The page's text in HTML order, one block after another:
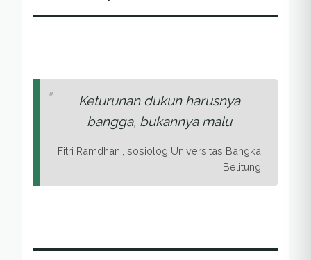
Keturunan dukun harusnya
bangga, bukannya malu
Fitri Ramdhani, sosiolog Universitas Bangka
Belitung